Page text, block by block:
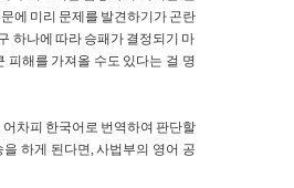
에 미리 문제를 발견하기가 곤란
하나에 따라 승패가 결정되기 마
피해를 가져올 수도 있다는 걸 명
차피 한국어로 번역하여 판단할
하게 된다면, 사법부의 영어 공